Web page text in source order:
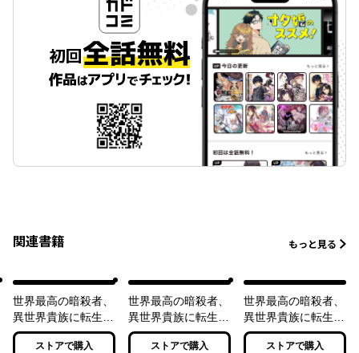
関連書籍 もっと見る
世界最高の暗殺者、
異世界貴族に転生す
る
ストアで購入
世界最高の暗殺者、
異世界貴族に転生す
る2
ストアで購入
世界最高の暗殺者、
異世界貴族に転生す
る3
ストアで購入